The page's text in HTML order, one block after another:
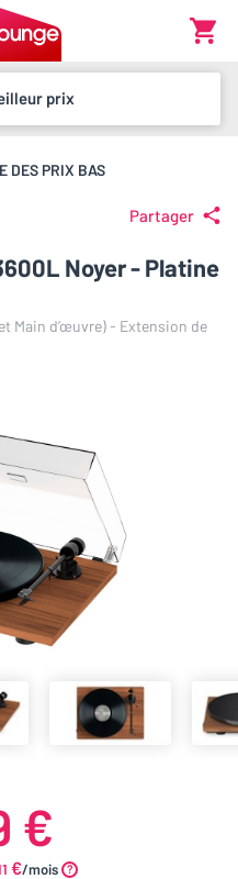
prix
DES PRIX BAS
Partager
Noyer - Platine
Main d’œuvre) - Extension de
€
€/mois